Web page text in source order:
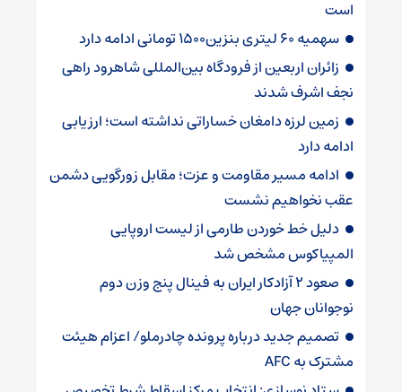
است
سهمیه ۶۰ لیتری بنزین۱۵۰۰ تومانی ادامه دارد
زائران اربعین از فرودگاه بین‌المللی شاهرود راهی
نجف اشرف شدند
زمین لرزه دامغان خساراتی نداشته است؛ ارزیابی
ادامه دارد
ادامه مسیر مقاومت و عزت؛ مقابل زورگویی دشمن
عقب نخواهیم نشست
دلیل خط خوردن طارمی از لیست اروپایی
المپیاکوس مشخص شد
صعود ۲ آزادکار ایران به فینال پنج وزن دوم
نوجوانان جهان
تصمیم جدید درباره پرونده چادرملو/ اعزام هیئت
مشترک به AFC